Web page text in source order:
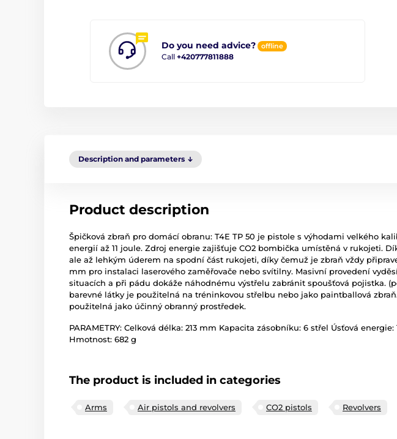
Do you need advice? offline
Call +420777811888
Description and parameters
Product description
Špičková zbraň pro domácí obranu: T4E TP 50 je pistole s výhodami velkého
energií až 11 joule. Zdroj energie zajišťuje CO2 bombička umístěná v rukojeti.
ale až lehkým úderem na spodní část rukojeti, díky čemuž je zbraň vždy
mm pro instalaci laserového zaměřovače nebo svítilny. Masivní provedení
situacích a při pádu dokáže náhodnému výstřelu zabránit spoušťová pojistka.
barevné látky je použitelná na tréninkovou střelbu nebo jako paintballová
použitelná jako účinný obranný prostředek.
PARAMETRY: Celková délka: 213 mm Kapacita zásobníku: 6 střel Úsťová
Hmotnost: 682 g
The product is included in categories
Arms Air pistols and revolvers CO2 pistols Revolvers